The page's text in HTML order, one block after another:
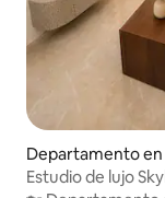
Departamento
sidencial en
Estudio de lujo